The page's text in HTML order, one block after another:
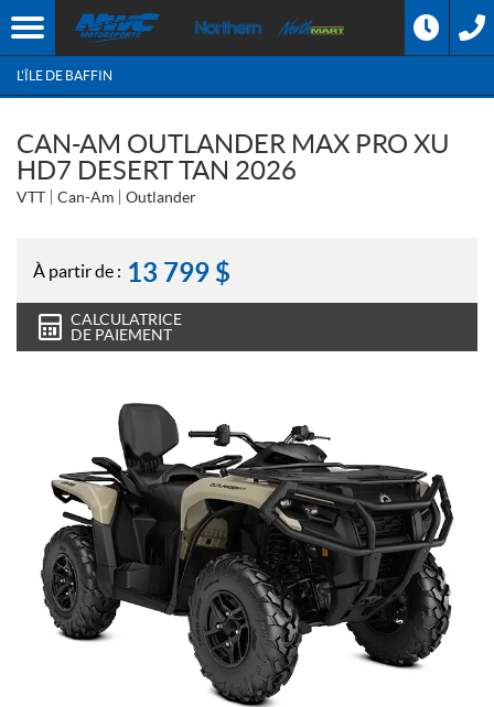
L'ÎLE DE BAFFIN
CAN-AM OUTLANDER MAX PRO XU
HD7 DESERT TAN 2026
VTT Can-Am Outlander
À partir de : 13 799 $
CALCULATRICE
DE PAIEMENT